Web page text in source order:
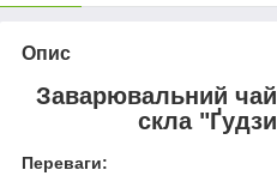
Опис
Заварювальний
скла
Переваги: